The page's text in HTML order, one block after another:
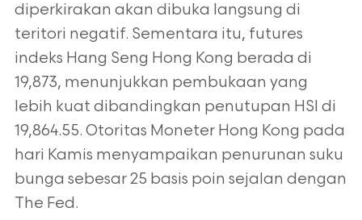
diperkirakan akan dibuka langsung di
teritori negatif. Sementara itu, futures
indeks Hang Seng Hong Kong berada di
19,873, menunjukkan pembukaan yang
lebih kuat dibandingkan penutupan HSI di
19,864.55. Otoritas Moneter Hong Kong pada
hari Kamis menyampaikan penurunan suku
bunga sebesar 25 basis poin sejalan dengan
The Fed.